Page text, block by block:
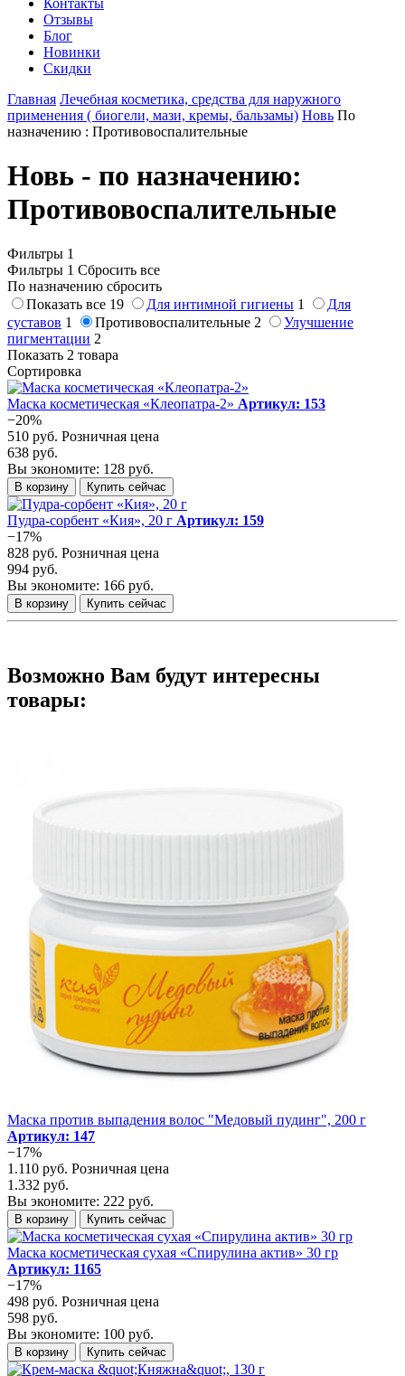
Контакты
Отзывы
Блог
Новинки
Скидки
Главная Лечебная косметика, средства для наружного
применения ( биогели, мази, кремы, бальзамы) Новь По
назначению : Противовоспалительные
Новь - по назначению:
Противовоспалительные
Фильтры 1
Фильтры 1 Сбросить все
По назначению сбросить
Показать все 19 Для интимной гигиены 1
Для
суставов 1 Противовоспалительные 2
Улучшение
пигментации 2
Показать 2 товара
Сортировка
Маска косметическая «Клеопатра-2» Артикул: 153
−20%
510 руб. Розничная цена
638 руб.
Вы экономите: 128 руб.
В корзину Купить сейчас
Пудра-сорбент «Кия», 20 г Артикул: 159
−17%
828 руб. Розничная цена
994 руб.
Вы экономите: 166 руб.
В корзину Купить сейчас
Возможно Вам будут интересны
товары:
Маска против выпадения волос "Медовый пудинг", 200 г
Артикул: 147
−17%
1.110 руб. Розничная цена
1.332 руб.
Вы экономите: 222 руб.
В корзину Купить сейчас
Маска косметическая сухая «Спирулина актив» 30 гр
Артикул: 1165
−17%
498 руб. Розничная цена
598 руб.
Вы экономите: 100 руб.
В корзину Купить сейчас